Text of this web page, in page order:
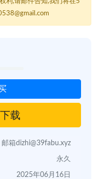
载
邮箱dizhi@39fabu.xyz
永久
2025年06月16日